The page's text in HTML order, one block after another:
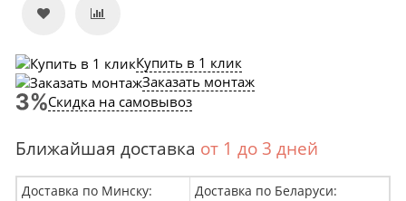
Купить в 1 клик
Заказать монтаж
Скидка на самовывоз
Ближайшая доставка от 1 до 3 дней
Доставка по Минску:
Доставка по Беларуси: